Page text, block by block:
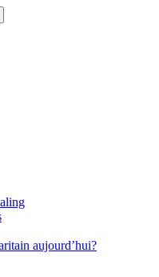
aujourd’hui?